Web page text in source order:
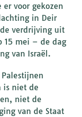
voor gekozen
in Deir
verdrijving uit
15 mei – de dag
van Israël.
is niet de
niet de
van de Staat